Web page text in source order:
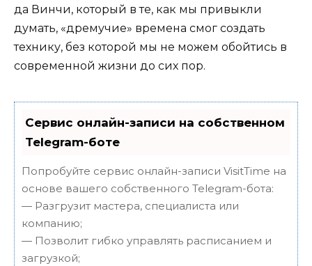
да Винчи, который в те, как мы привыкли
думать, «дремучие» времена смог создать
технику, без которой мы не можем обойтись в
современной жизни до сих пор.
Сервис онлайн-записи на собственном
Telegram-боте
Попробуйте сервис онлайн-записи VisitTime на
основе вашего собственного Telegram-бота:
— Разгрузит мастера, специалиста или
компанию;
— Позволит гибко управлять расписанием и
загрузкой;